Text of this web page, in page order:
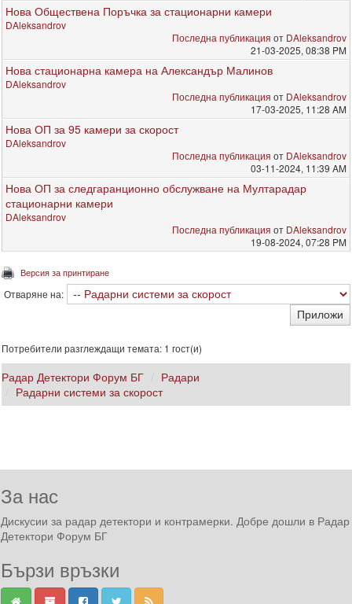
Нова Обществена Поръчка за стационарни камери
DAleksandrov
Последна публикация от DAleksandrov
21-03-2025, 08:38 PM
Нова стационарна камера на Александър Малинов
DAleksandrov
Последна публикация от DAleksandrov
17-03-2025, 11:28 AM
Нова ОП за 95 камери за скорост
DAleksandrov
Последна публикация от DAleksandrov
03-11-2024, 11:39 AM
Нова ОП за следгаранционно обслужване на Мултарадар
стационарни камери
DAleksandrov
Последна публикация от DAleksandrov
19-08-2024, 07:28 PM
Версия за принтиране
Отваряне на:
Потребители разглеждащи темата: 1 гост(и)
Радар Детектори Форум БГ
Радари
Радарни системи за скорост
За нас
Дискусии за радар детектори и контрамерки. Добре дошли в Радар
Детектори Форум БГ
Бързи връзки